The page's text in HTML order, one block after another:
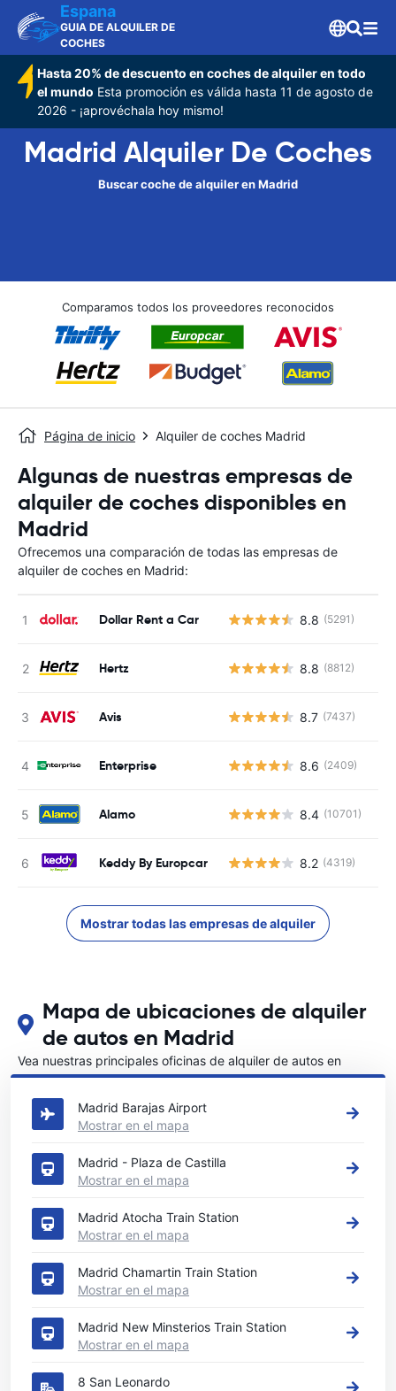
Espana
GUIA DE ALQUILER DE
COCHES
Hasta 20% de descuento en coches de alquiler en todo
el mundo Esta promoción es válida hasta 11 de agosto de
2026 - ¡aprovéchala hoy mismo!
Madrid Alquiler De Coches
Buscar coche de alquiler en Madrid
Comparamos todos los proveedores reconocidos
Página de inicio Alquiler de coches Madrid
Algunas de nuestras empresas de
alquiler de coches disponibles en
Madrid
Ofrecemos una comparación de todas las empresas de
alquiler de coches en Madrid:
Dollar Rent a Car 8.8 (5291)
Hertz 8.8 (8812)
Avis 8.7 (7437)
Enterprise 8.6 (2409)
Alamo 8.4 (10701)
Keddy By Europcar 8.2 (4319)
Mostrar todas las empresas de alquiler
Mapa de ubicaciones de alquiler
de autos en Madrid
Vea nuestras principales oficinas de alquiler de autos en
Madrid
Madrid Barajas Airport
Mostrar en el mapa
Madrid - Plaza de Castilla
Mostrar en el mapa
Madrid Atocha Train Station
Mostrar en el mapa
Madrid Chamartin Train Station
Mostrar en el mapa
Madrid New Minsterios Train Station
Mostrar en el mapa
8 San Leonardo